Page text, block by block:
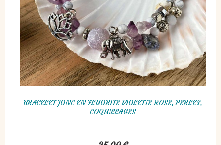
BRACELET JONC EN FLUORITE VIOLETTE ROSE, PERLES,
COQUILLAGES